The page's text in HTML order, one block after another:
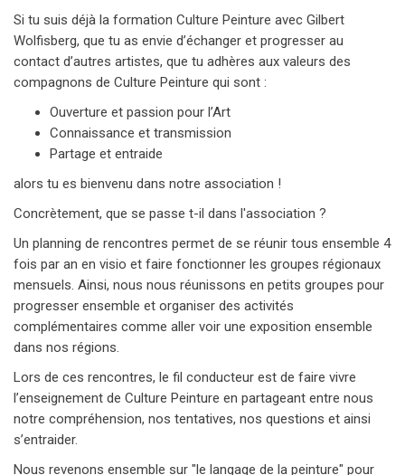
Si tu suis déjà la formation Culture Peinture avec Gilbert
Wolfisberg, que tu as envie d’échanger et progresser au
contact d’autres artistes, que tu adhères aux valeurs des
compagnons de Culture Peinture qui sont :
Ouverture et passion pour l’Art
Connaissance et transmission
Partage et entraide
alors tu es bienvenu dans notre association !
Concrètement, que se passe t-il dans l'association ?
Un planning de rencontres permet de se réunir tous ensemble 4
fois par an en visio et faire fonctionner les groupes régionaux
mensuels. Ainsi, nous nous réunissons en petits groupes pour
progresser ensemble et organiser des activités
complémentaires comme aller voir une exposition ensemble
dans nos régions.
Lors de ces rencontres, le fil conducteur est de faire vivre
l’enseignement de Culture Peinture en partageant entre nous
notre compréhension, nos tentatives, nos questions et ainsi
s’entraider.
Nous revenons ensemble sur "le langage de la peinture" pour